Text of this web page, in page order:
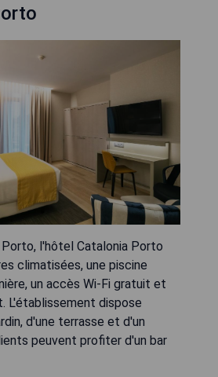
l'hôtel Catalonia Porto
climatisées, une piscine
un accès Wi-Fi gratuit et
L'établissement dispose
d'une terrasse et d'un
peuvent profiter d'un bar